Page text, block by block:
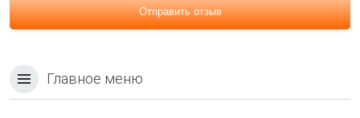
Отправить отзыв
Главное меню